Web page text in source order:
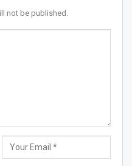
not be published.